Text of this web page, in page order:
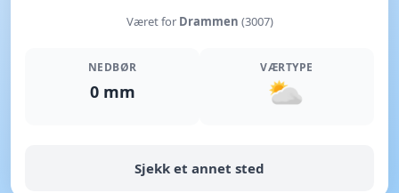
Været for Drammen (3007)
NEDBØR
0 mm
VÆRTYPE
Sjekk et annet sted